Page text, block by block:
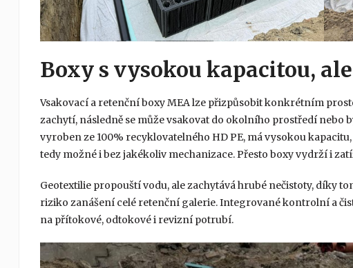
Boxy s vysokou kapacitou,
Vsakovací a retenční boxy MEA lze přizpůsobit konkrétním
zachytí, následně se může vsakovat do okolního prostředí nebo
vyroben ze 100% recyklovatelného HD PE, má vysokou
tedy možné i bez jakékoliv mechanizace. Přesto boxy vydrží i
Geotextilie propouští vodu, ale zachytává hrubé nečistoty, díky
riziko zanášení celé retenční galerie. Integrované kontrolní a
na přítokové, odtokové i revizní potrubí.